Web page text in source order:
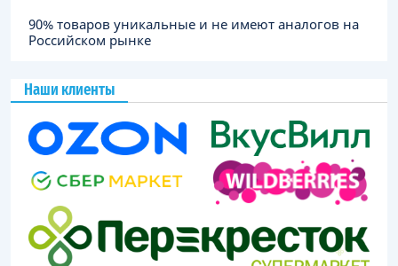
90% товаров уникальные и не имеют аналогов на
Российском рынке
Наши клиенты